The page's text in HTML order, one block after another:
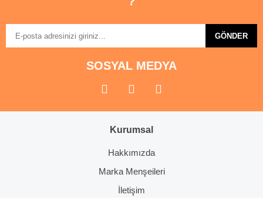
Bu ürüne benzer farklı alternatifler olmalı.
Gönder
GÖNDER
SOSYAL MEDYA
Kurumsal
Hakkımızda
Marka Menşeileri
İletişim